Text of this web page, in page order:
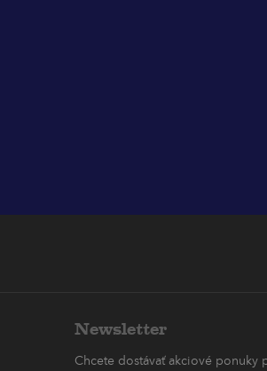
Newsletter
Chcete dostávať akciové ponuky